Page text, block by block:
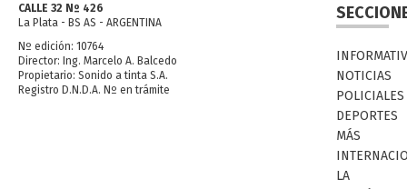
CALLE 32 Nº 426
La Plata - BS AS - ARGENTINA
Nº edición: 10764
Director: Ing. Marcelo A. Balcedo
Propietario: Sonido a tinta S.A.
Registro D.N.D.A. Nº en trámite
NOTICIAS
POLICIALES
DEPORTES
MÁS
LA